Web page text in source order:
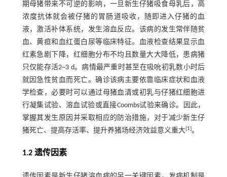
期母猪带来不可逆的影响，一旦新生仔猪吸食母乳后，高
浓度抗体就会被仔猪的胃肠道吸收，随即进入仔猪的血
液，激活补体系统，发生溶血反应。该病的发生常伴随贫
血、黄疸和血红蛋白尿等临床特征。血液检查结果显示血
红素急剧下降，红细胞分布不均且数量大大降低，患病猪
只仅能存活2~3 d。病情最严重时甚至在吸吮初乳数小时后
就因急性贫血而死亡。确诊该病主要依靠临床症状和血液
学检查，必要时可以通过母猪血清或初乳与仔猪红细胞进
行凝集试验、溶血试验或直接Coombs试验来确诊。因此，
掌握其发生原因并采取相应的防治措施，对于减少新生仔
猪死亡、提高存活率、提升养猪场经济效益意义重大[1]。
1.2 遗传因素